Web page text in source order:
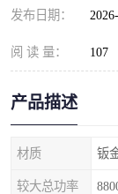
发布日期：
阅 读 量： 107
产品描述
材质 钣
较大总功率